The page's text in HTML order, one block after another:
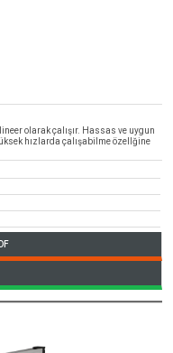
olarak çalışır. Hassas ve uygun
hızlarda çalışabilme özellğine